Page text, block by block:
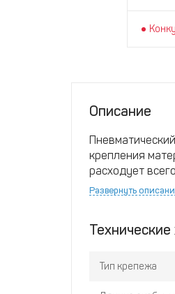
Описание
крепления
расходует
Подходит для
надёжность и
Развернуть
Тип крепежа